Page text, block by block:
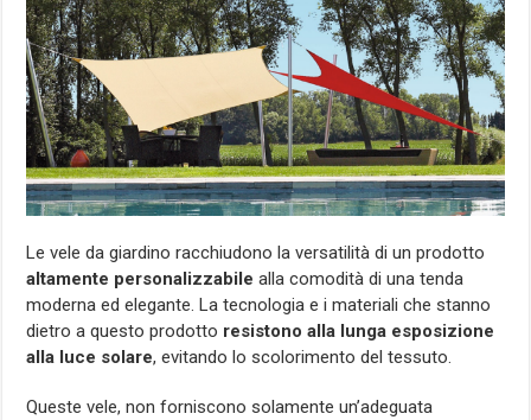
Le vele da giardino racchiudono la versatilità di un prodotto
altamente personalizzabile alla comodità di una tenda
moderna ed elegante.La tecnologia e i materiali che stanno
dietro a questo prodotto resistono alla lunga esposizione
alla luce solare, evitando lo scolorimento del tessuto.
Queste vele, non forniscono solamente un’adeguata